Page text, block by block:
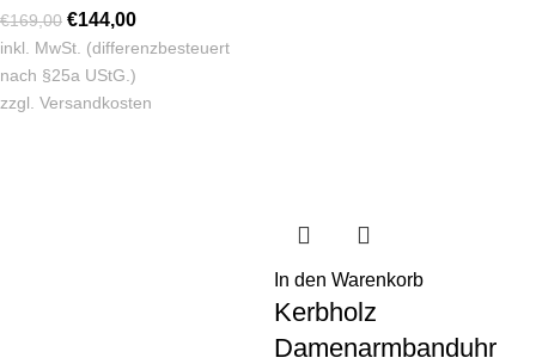
€169,00 €144,00
inkl. MwSt. (differenzbesteuert
nach §25a UStG.)
zzgl. Versandkosten
In den Warenkorb
Kerbholz
Damenarmbanduhr